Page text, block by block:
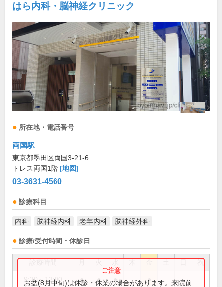
はら内科・脳神経クリニック
所在地・電話番号
両国駅
東京都墨田区両国3-21-6
トレス両国1階 [地図]
03-3631-4560
診療科目
内科 脳神経内科 老年内科 脳神経外科
診療/受付時間・休診日
祝
9:30～13:00 ● ● ● ●
お盆(8月中旬)は休診・休業の場合があります。来院前